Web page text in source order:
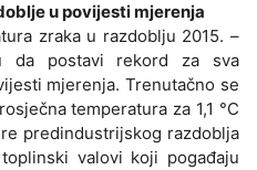
u povijesti mjerenja
zraka u razdoblju 2015. –
da postavi rekord za sva
mjerenja. Trenutačno se
temperatura za 1,1 °C
predindustrijskog razdoblja
valovi koji pogađaju